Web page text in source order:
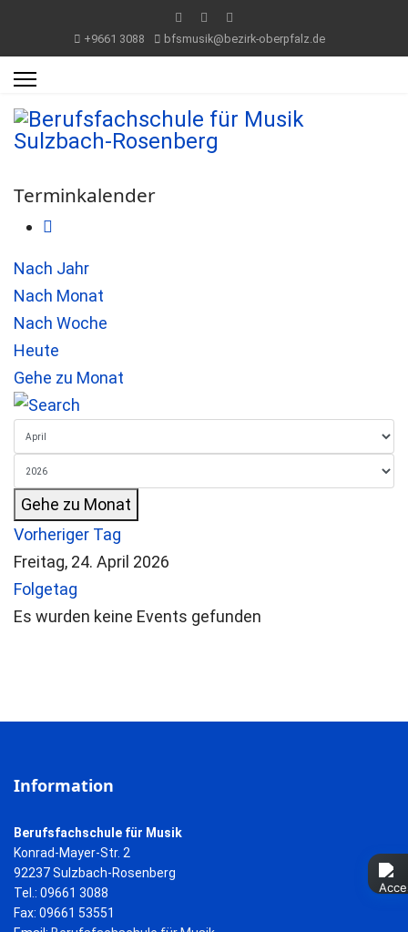
+9661 3088 bfsmusik@bezirk-oberpfalz.de
Terminkalender
Nach Jahr
Nach Monat
Nach Woche
Heute
Gehe zu Monat
Gehe zu Monat
Vorheriger Tag
Freitag, 24. April 2026
Folgetag
Es wurden keine Events gefunden
Information
Berufsfachschule für Musik
Konrad-Mayer-Str. 2
92237 Sulzbach-Rosenberg
Tel.: 09661 3088
Fax: 09661 53551